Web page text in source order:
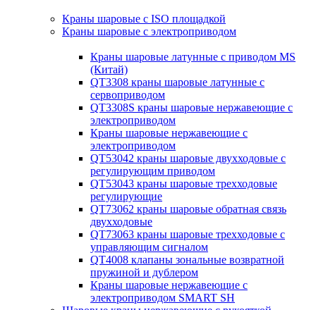
Краны шаровые с ISO площадкой
Краны шаровые с электроприводом
Краны шаровые латунные с приводом MS
(Китай)
QT3308 краны шаровые латунные с
сервоприводом
QT3308S краны шаровые нержавеющие с
электроприводом
Краны шаровые нержавеющие с
электроприводом
QT53042 краны шаровые двухходовые с
регулирующим приводом
QT53043 краны шаровые трехходовые
регулирующие
QT73062 краны шаровые обратная связь
двухходовые
QT73063 краны шаровые трехходовые с
управляющим сигналом
QT4008 клапаны зональные возвратной
пружиной и дублером
Краны шаровые нержавеющие с
электроприводом SMART SH